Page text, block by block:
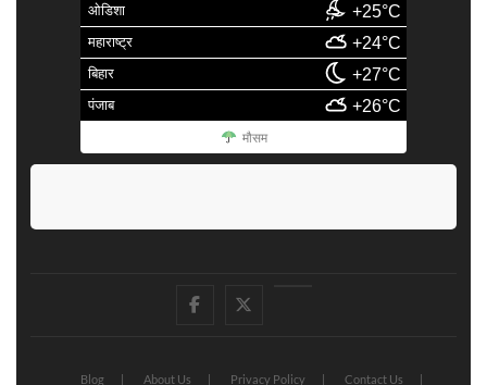
ओडिशा +25°C
महाराष्ट्र +24°C
बिहार +27°C
पंजाब +26°C
मौसम
facebook
Blog About Us Privacy Policy Contact Us